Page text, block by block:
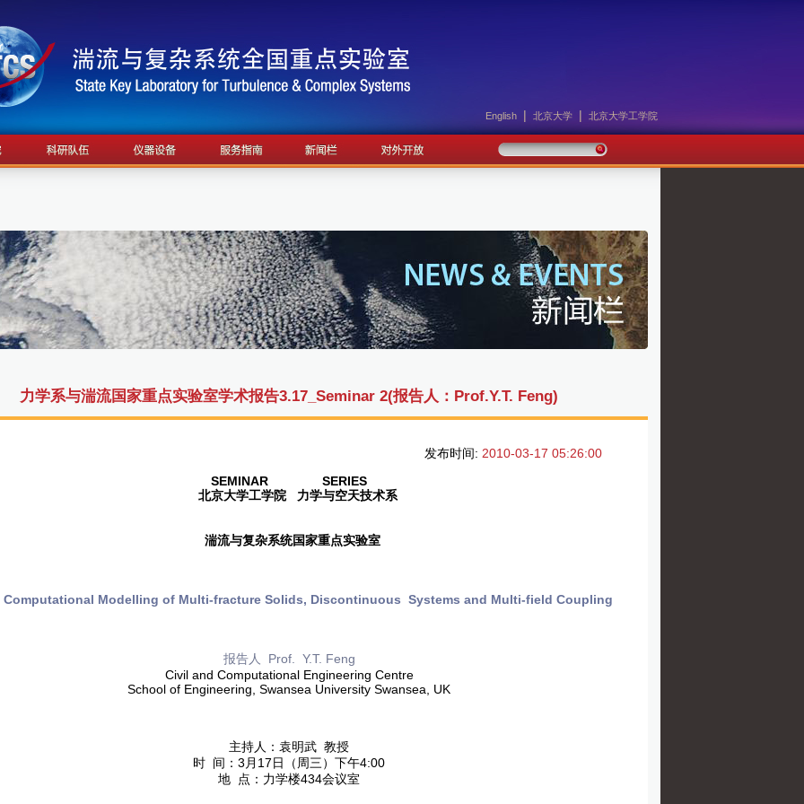
English | 北京大学 | 北京大学工学院
力学系与湍流国家重点实验室学术报告3.17_Seminar 2(报告人：Prof.Y.T. Feng)
发布时间: 2010-03-17 05:26:00
SEMINAR SERIES
北京大学工学院
力学与空天技术系
湍流与复杂系统国家重点实验室
Computational Modelling of Multi-fracture Solids, Discontinuous Systems and Multi-field Coupling
报告人 Prof. Y.T. Feng
Civil and Computational Engineering Centre
School of Engineering, Swansea University Swansea, UK
主持人：袁明武 教授
时 间：3月17日（周三）下午4:00
地 点：力学楼434会议室